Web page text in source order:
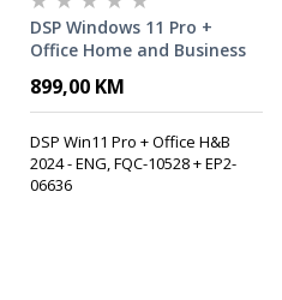
DSP Windows 11 Pro +
Office Home and Business
EP2-06636
899,00 KM
DSP Win11 Pro + Office H&B
2024 - ENG, FQC-10528 + EP2-
06636